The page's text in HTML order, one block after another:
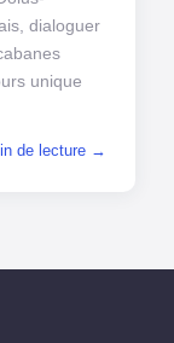
dialoguer
unique
de lecture →